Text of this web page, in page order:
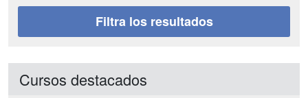
Filtra los resultados
Cursos destacados